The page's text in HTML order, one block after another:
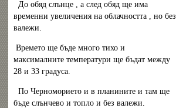
До обяд слънце , а след обяд ще има
временни увеличения на облачността , но без
валежи.
Времето ще бъде много тихо и
максималните температури ще бъдат между
28 и 33 градуса.
По Черноморието и в планините и там ще
бъде слънчево и топло и без валежи.